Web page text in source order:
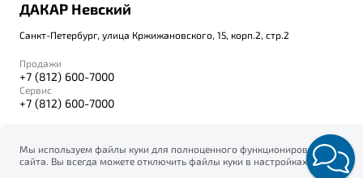
ДАКАР Невский
Санкт-Петербург, улица Кржижановского, 15, корп.2, стр.2
Продажи
+7 (812) 600-7000
Сервис
+7 (812) 600-7000
© 2026
Мы используем файлы куки для полноценного функционирования
сайта. Вы всегда можете отключить файлы куки в настройках
вашего браузера. Продолжая использовать сайт, вы соглашаетесь